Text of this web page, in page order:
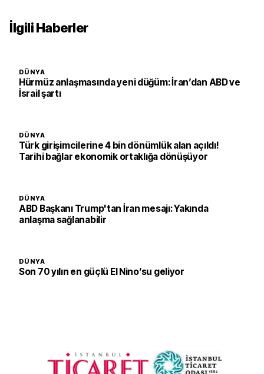
İlgili Haberler
DÜNYA
Hürmüz anlaşmasında yeni düğüm: İran’dan ABD ve
İsrail şartı
DÜNYA
Türk girişimcilerine 4 bin dönümlük alan açıldı!
Tarihi bağlar ekonomik ortaklığa dönüşüyor
DÜNYA
ABD Başkanı Trump'tan İran mesajı: Yakında
anlaşma sağlanabilir
DÜNYA
Son 70 yılın en güçlü El Nino’su geliyor